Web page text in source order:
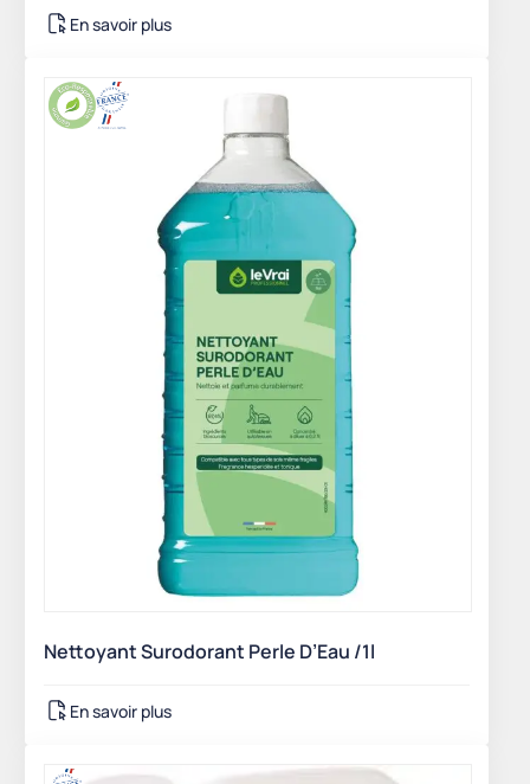
En savoir plus
Nettoyant Surodorant Perle D’Eau /1l
En savoir plus